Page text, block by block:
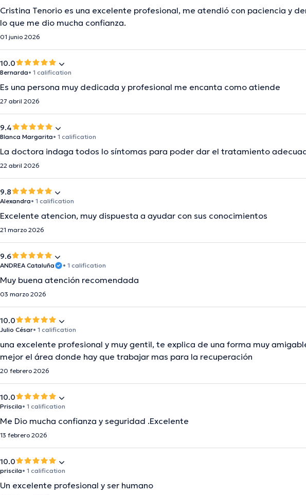
Cristina Tenorio es una excelente profesional, me atendió con paciencia y
lo que me dio mucha confianza.
01 junio 2026
10.0
Bernarda• 1 calification
Es una persona muy dedicada y profesional me encanta como atiende
27 abril 2026
9.4
Blanca Margarita• 1 calification
La doctora indaga todos lo síntomas para poder dar el tratamiento
22 abril 2026
9.8
Alexandra• 1 calification
Excelente atencion, muy dispuesta a ayudar con sus conocimientos
21 marzo 2026
9.6
ANDREA Cataluña • 1 calification
Muy buena atención recomendada
03 marzo 2026
10.0
Julio César• 1 calification
una excelente profesional y muy gentil, te explica de una forma muy
mejor el área donde hay que trabajar mas para la recuperación
20 febrero 2026
10.0
Priscila• 1 calification
Me Dio mucha confianza y seguridad .Excelente
13 febrero 2026
10.0
priscila• 1 calification
Un excelente profesional y ser humano